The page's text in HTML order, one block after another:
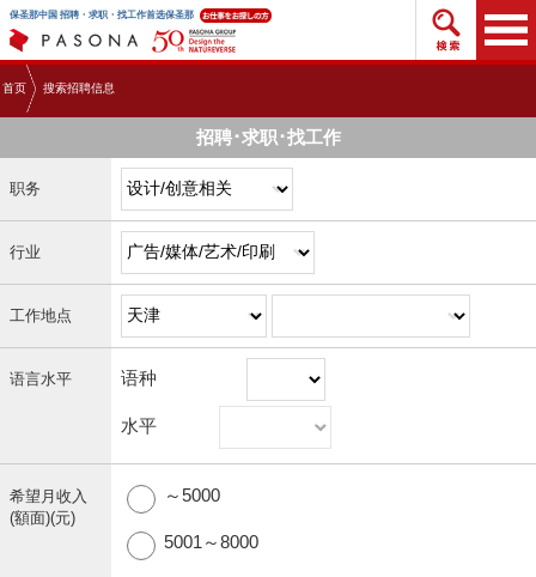
保圣那中国 招聘・求职・找工作首选保圣那 搜索
首页 搜索招聘信息
招聘･求职･找工作
职务
行业
工作地点
语言水平 语种
水平
希望月收入
(額面)(元)
～5000
5001～8000